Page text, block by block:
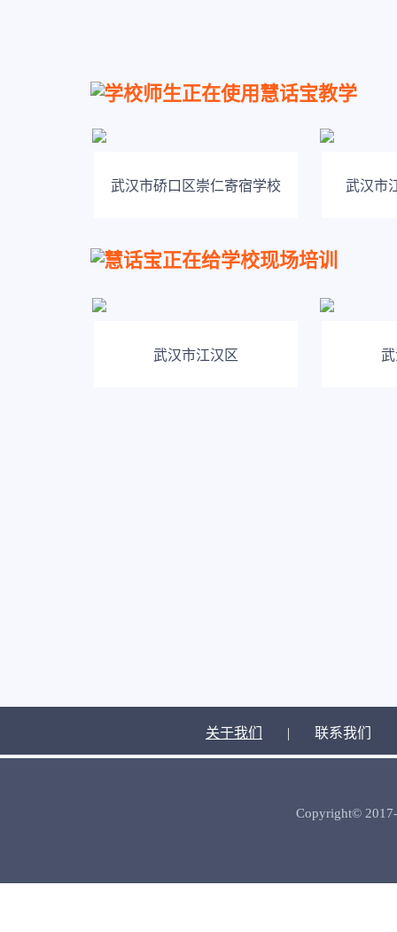
学校师生正在使用慧话宝教学
武汉市硚口区崇仁寄宿学校 武汉市
慧话宝正在给学校现场培训
武汉市江汉区
关于我们 | 联系我们
Copyright©